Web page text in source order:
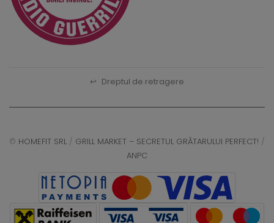
↩ Dreptul de retragere
© HOMEFIT SRL / GRILL MARKET – SECRETUL GRĂTARULUI PERFECT! /
ANPC